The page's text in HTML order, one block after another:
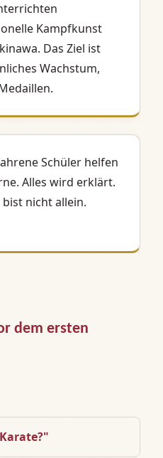
Kampfkunst
Das Ziel ist
Wachstum,
Schüler helfen
Alles wird erklärt.
bist nicht allein.
dem ersten